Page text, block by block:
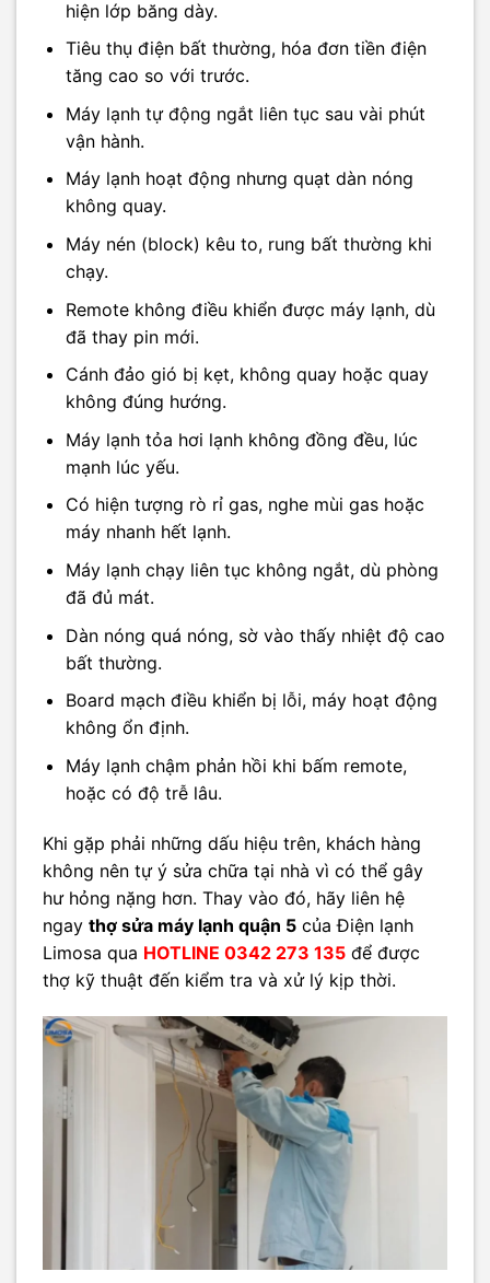
hiện lớp băng dày.
Tiêu thụ điện bất thường, hóa đơn tiền điện
tăng cao so với trước.
Máy lạnh tự động ngắt liên tục sau vài phút
vận hành.
Máy lạnh hoạt động nhưng quạt dàn nóng
không quay.
Máy nén (block) kêu to, rung bất thường khi
chạy.
Remote không điều khiển được máy lạnh, dù
đã thay pin mới.
Cánh đảo gió bị kẹt, không quay hoặc quay
không đúng hướng.
Máy lạnh tỏa hơi lạnh không đồng đều, lúc
mạnh lúc yếu.
Có hiện tượng rò rỉ gas, nghe mùi gas hoặc
máy nhanh hết lạnh.
Máy lạnh chạy liên tục không ngắt, dù phòng
đã đủ mát.
Dàn nóng quá nóng, sờ vào thấy nhiệt độ cao
bất thường.
Board mạch điều khiển bị lỗi, máy hoạt động
không ổn định.
Máy lạnh chậm phản hồi khi bấm remote,
hoặc có độ trễ lâu.
Khi gặp phải những dấu hiệu trên, khách hàng
không nên tự ý sửa chữa tại nhà vì có thể gây
hư hỏng nặng hơn. Thay vào đó, hãy liên hệ
ngay thợ sửa máy lạnh quận 5 của Điện lạnh
Limosa qua HOTLINE 0342 273 135 để được
thợ kỹ thuật đến kiểm tra và xử lý kịp thời.